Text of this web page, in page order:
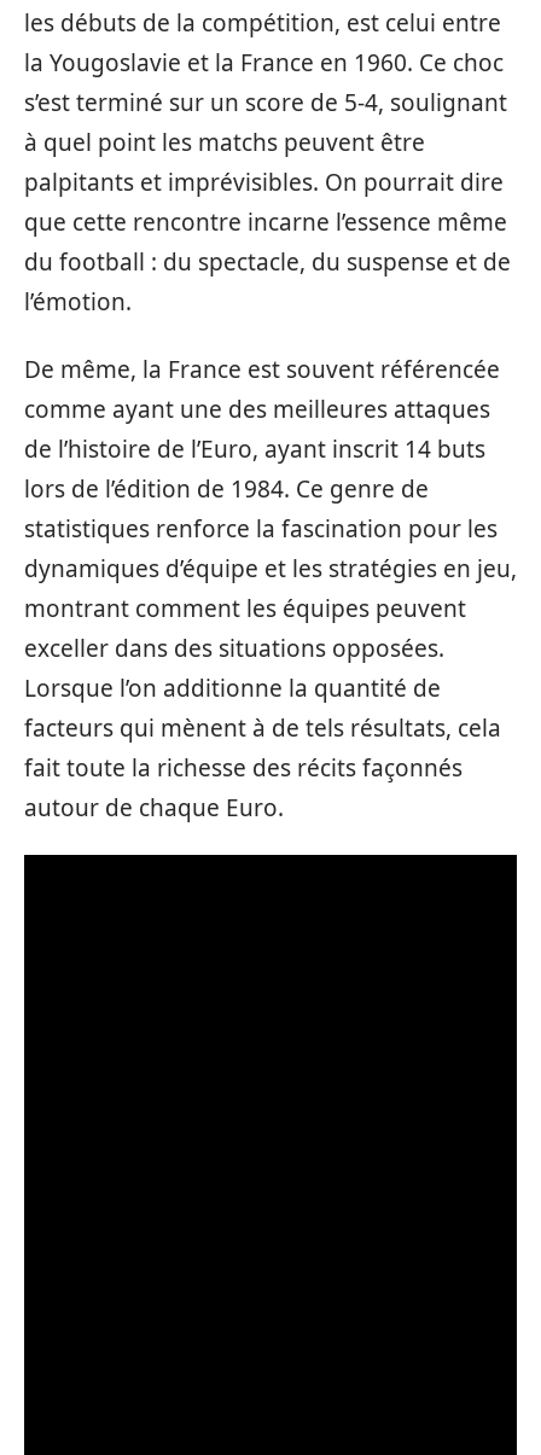
les débuts de la compétition, est celui entre
la Yougoslavie et la France en 1960. Ce choc
s’est terminé sur un score de 5-4, soulignant
à quel point les matchs peuvent être
palpitants et imprévisibles. On pourrait dire
que cette rencontre incarne l’essence même
du football : du spectacle, du suspense et de
l’émotion.
De même, la France est souvent référencée
comme ayant une des meilleures attaques
de l’histoire de l’Euro, ayant inscrit 14 buts
lors de l’édition de 1984. Ce genre de
statistiques renforce la fascination pour les
dynamiques d’équipe et les stratégies en jeu,
montrant comment les équipes peuvent
exceller dans des situations opposées.
Lorsque l’on additionne la quantité de
facteurs qui mènent à de tels résultats, cela
fait toute la richesse des récits façonnés
autour de chaque Euro.